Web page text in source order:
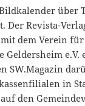
über
Der Revista-
dem Verein
Geldersheim e.V.
SW.Magazin
in
den